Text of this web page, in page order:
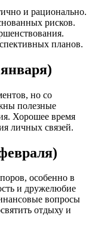
и рационально.
рисков.
планов.
но со
полезные
Хорошее время
личных связей.
особенно в
и дружелюбие
вопросы
отдыху и